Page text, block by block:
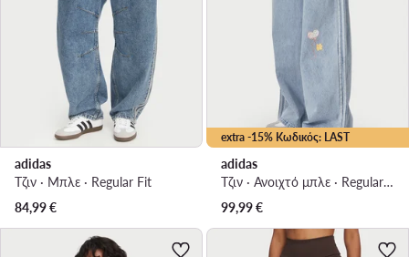
adidas
Τζιν · Μπλε · Regular Fit
84,99€
extra -15% Κωδικός: LAST
adidas
Τζιν · Ανοιχτό μπλε · Regular Fit
99,99€